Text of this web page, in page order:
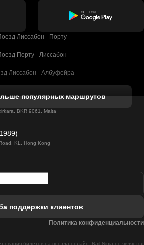
Лиссабон - Порту
Порту - Лиссабон
Лиссабон - Албуфейра
Лиссабон - Лагос
Лиссабон - Мадрид
популярных маршрутов
BKR 9061, Malta
KL, Hong Kong
билетов на поезда онлайн. Rail Ninja не является
поддержки клиентов
Политика конфиденциальности